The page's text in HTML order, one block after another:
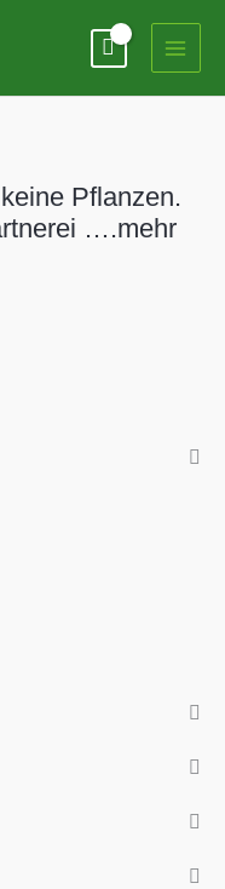
Pflanzen.
….mehr